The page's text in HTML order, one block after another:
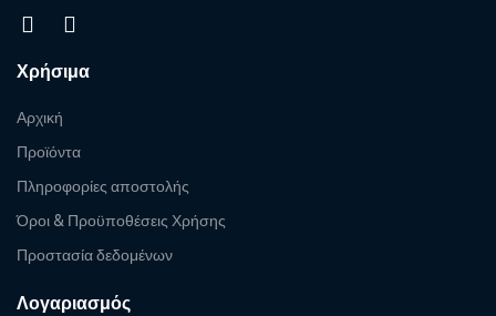
Χρήσιμα
Αρχική
Προϊόντα
Πληροφορίες αποστολής
Όροι & Προϋποθέσεις Χρήσης
Προστασία δεδομένων
Λογαριασμός